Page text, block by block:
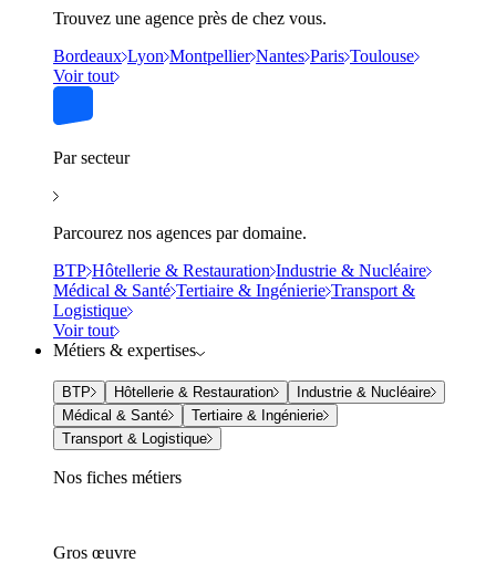
Trouvez une agence près de chez vous.
Bordeaux Lyon Montpellier Nantes Paris Toulouse
Voir tout
Par secteur
Parcourez nos agences par domaine.
BTP Hôtellerie & Restauration Industrie & Nucléaire
Médical & Santé Tertiaire & Ingénierie Transport &
Logistique
Voir tout
Métiers & expertises
BTP Hôtellerie & Restauration
Industrie & Nucléaire
Médical & Santé
Tertiaire & Ingénierie
Transport & Logistique
Nos fiches métiers
Gros œuvre